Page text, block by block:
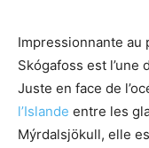
Impressionnante au
Skógafoss est l’une
Juste en face de
l’Islande entre les
Mýrdalsjökull, elle